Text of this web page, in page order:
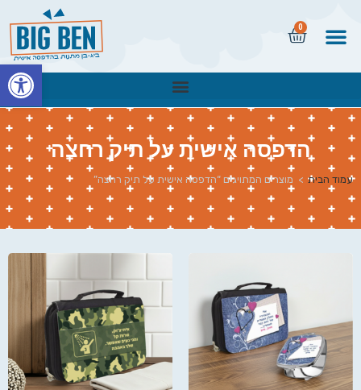
0
הדפסה אישית על תיק רחצה
עמוד הבית > מוצרים המתויגים “הדפסה אישית על תיק רחצה”